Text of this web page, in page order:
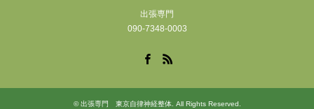
出張専門
090-7348-0003
©出張専門 東京自律神経整体. All Rights Reserved.